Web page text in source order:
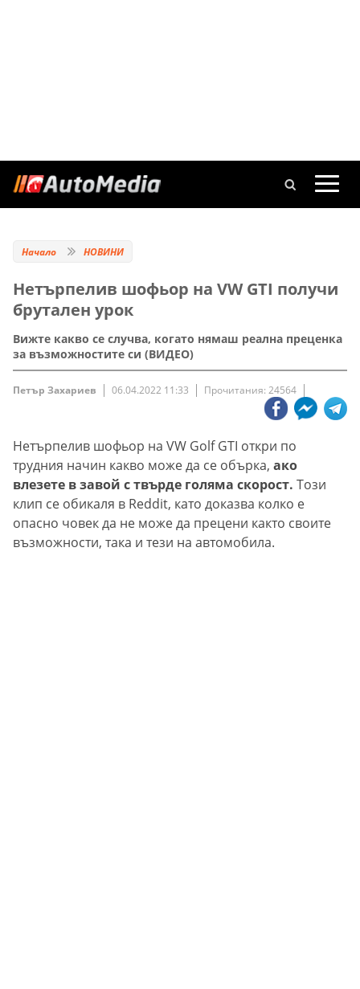
Начало НОВИНИ
Нетърпелив шофьор на VW GTI получи
брутален урок
Вижте какво се случва, когато нямаш реална преценка
за възможностите си (ВИДЕО)
Петър Захариев 06.04.2022 11:33 Прочитания: 24564
Нетърпелив шофьор на VW Golf GTI откри по
трудния начин какво може да се обърка, ако
влезете в завой с твърде голяма скорост. Този
клип се обикаля в Reddit, като доказва колко е
опасно човек да не може да прецени както своите
възможности, така и тези на автомобила.